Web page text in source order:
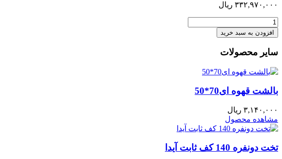
۳۳۲,۹۷۰,۰۰۰ ریال
کمد
لباس
50
پنج
کشو
V2
سوپرمات
عدد
افزودن به سبد خرید
سایر محصولات
بالشت قهوه ای70*50
۳,۱۴۰,۰۰۰ ریال
مشاهده محصول
تخت دونفره 140 کف ثابت آیدا